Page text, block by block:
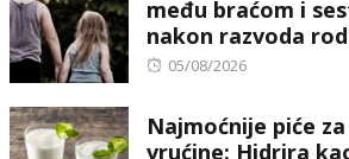
među braćom i
nakon razvoda
Posted
05/08/2026
Najmoćnije piće
vrućine: Hidrira